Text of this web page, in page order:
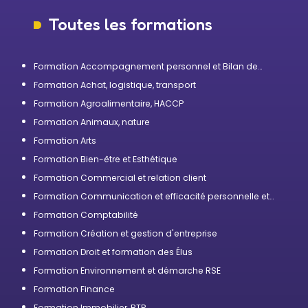
Toutes les formations
Formation Accompagnement personnel et Bilan de
Formation Achat, logistique, transport
Formation Agroalimentaire, HACCP
Formation Animaux, nature
Formation Arts
Formation Bien-être et Esthétique
Formation Commercial et relation client
Formation Communication et efficacité personnelle et
Formation Comptabilité
Formation Création et gestion d'entreprise
Formation Droit et formation des Élus
Formation Environnement et démarche RSE
Formation Finance